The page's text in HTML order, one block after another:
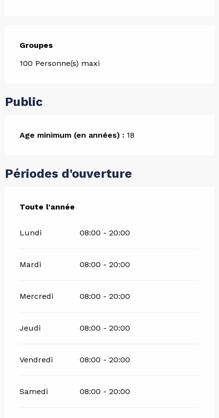
Groupes
Groupes
100 Personne(s) maxi
Public
Age minimum (en années) : 18
Périodes d'ouverture
Toute l'année
Toute l'année
Lundi 08:00 - 20:00
Mardi 08:00 - 20:00
Mercredi 08:00 - 20:00
Jeudi 08:00 - 20:00
Vendredi 08:00 - 20:00
Samedi 08:00 - 20:00